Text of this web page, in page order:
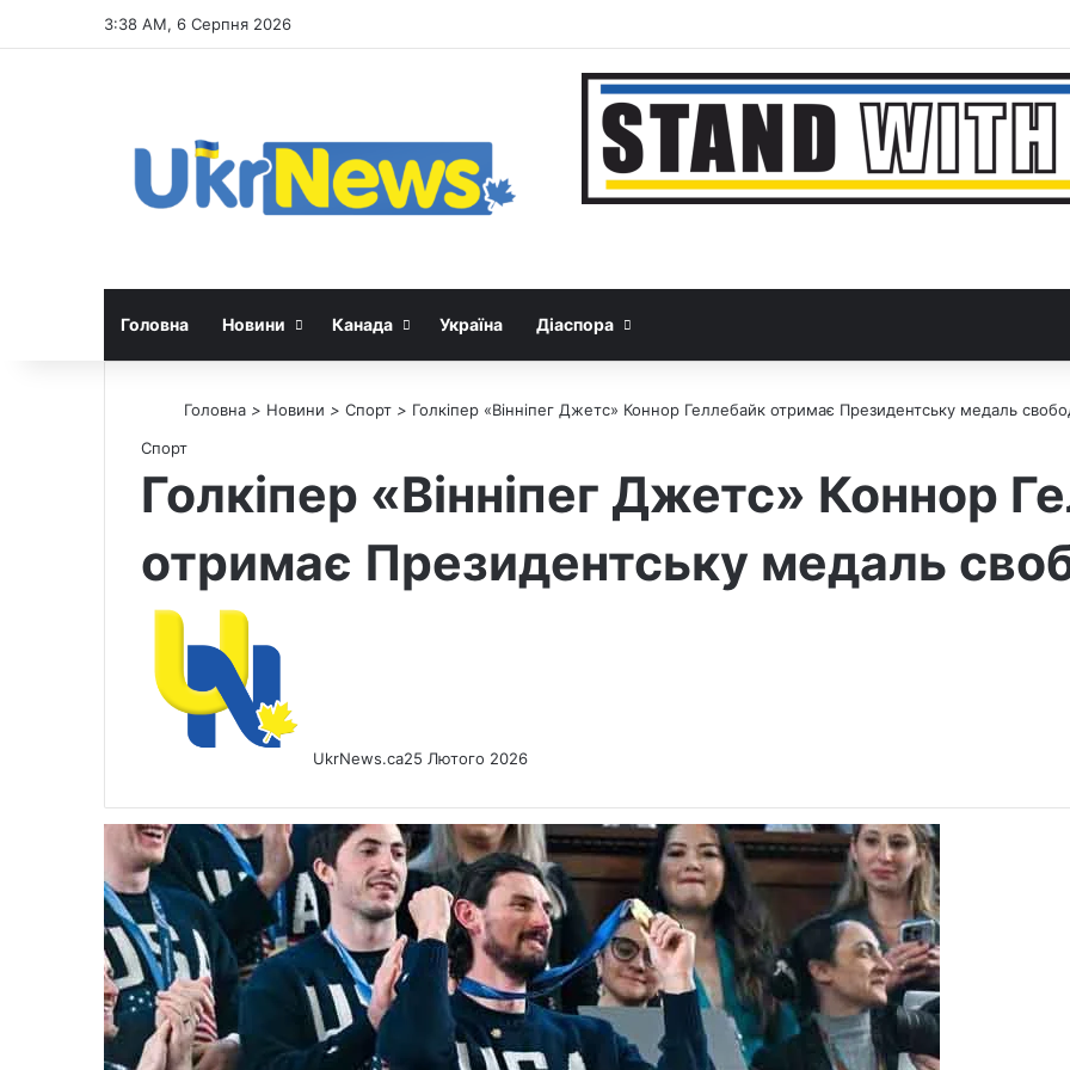
3:38 AM, 6 Серпня 2026
Google News
Threads
Головна Новини Канада Україна Діаспора
Головна > Новини > Спорт > Голкіпер «Вінніпег Джетс» Коннор Геллебайк отримає Президентську медаль
Спорт
Голкіпер «Вінніпег Джетс» Коннор
отримає Президентську медаль
UkrNews.ca25 Лютого 2026